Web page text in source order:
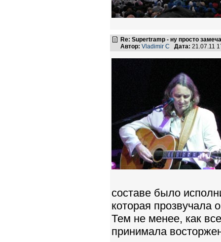
Re: Supertramp - ну просто
Автор: Vladimir C Дата: 21.07.11
составе было
которая прозвучала
Тем не менее, как
принимала